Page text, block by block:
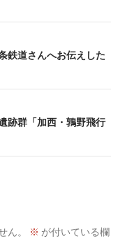
鉄道さんへお伝えした
跡群「加西・鶉野飛行
ん。 ※ が付いている欄